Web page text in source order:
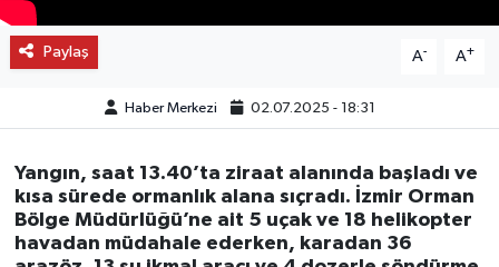
Paylaş A- A+
Haber Merkezi 02.07.2025 - 18:31
Yangın, saat 13.40’ta ziraat alanında başladı ve
kısa sürede ormanlık alana sıçradı. İzmir Orman
Bölge Müdürlüğü’ne ait 5 uçak ve 18 helikopter
havadan müdahale ederken, karadan 36